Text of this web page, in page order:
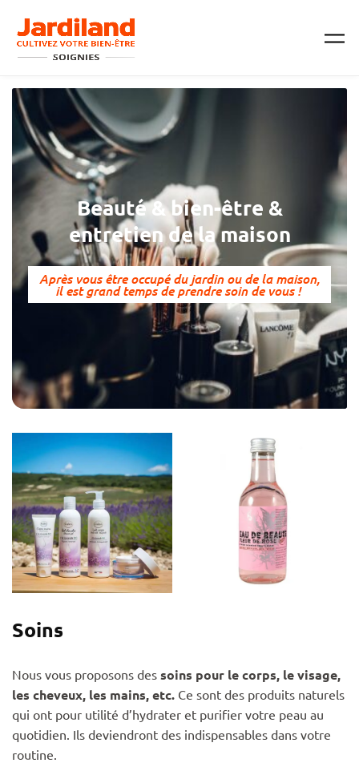
Beauté & bien-être &
entretien de la maison
Après vous être occupé du jardin ou de la maison,
il est grand temps de prendre soin de vous !
Soins
Nous vous proposons des soins pour le corps, le visage,
les cheveux, les mains, etc. Ce sont des produits naturels
qui ont pour utilité d’hydrater et purifier votre peau au
quotidien. Ils deviendront des indispensables dans votre
routine.